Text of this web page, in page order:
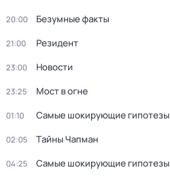
20:00 Безумные факты
21:00 Резидент
23:00 Новости
23:25 Мост в огне
01:10 Самые шoкиpующие гипотезы
02:05 Тaйны Чапман
04:25 Самые шoкиpующие гипотезы